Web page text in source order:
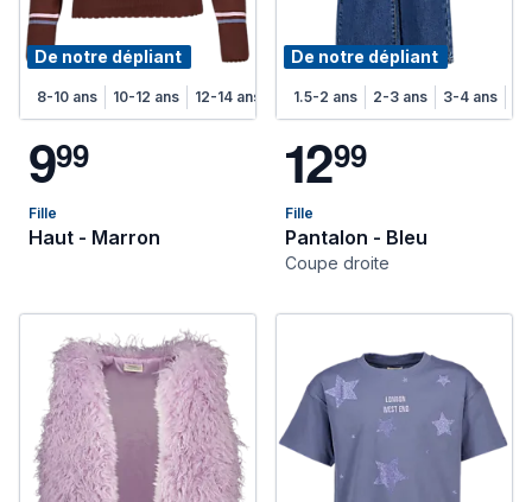
De notre dépliant
8-10 ans 10-12 ans 12-14 ans
999
Fille
Haut - Marron
De notre dépliant
1.5-2 ans 2-3 ans 3-4 ans
1299
Fille
Pantalon - Bleu
Coupe droite